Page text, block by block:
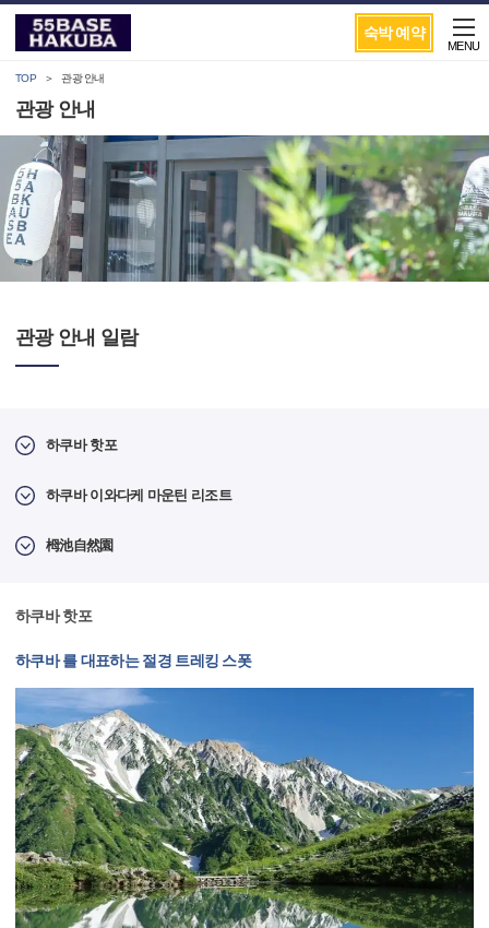
숙박 예약
MENU
TOP 관광 안내
관광 안내
관광 안내 일람
하쿠바 핫포
하쿠바 이와다케 마운틴 리조트
栂池自然園
하쿠바 핫포
하쿠바 를 대표하는 절경 트레킹 스폿